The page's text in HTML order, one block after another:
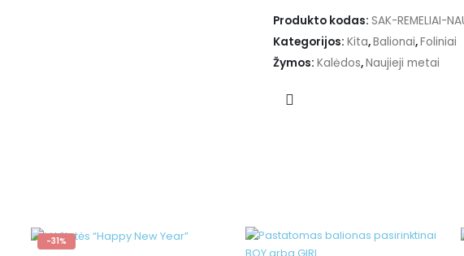
Produkto kodas: SAK-REMELIAI-
Kategorijos: Kita,Balionai,Foliniai
Žymos: Kalėdos,Naujieji metai
-31%